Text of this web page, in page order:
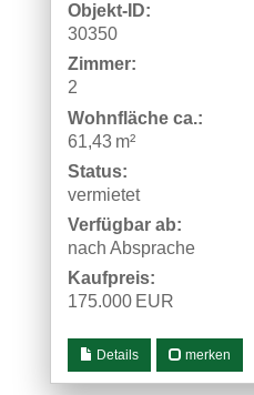
Objekt-ID:
30350
Zimmer:
2
Wohnfläche ca.:
61,43 m²
Status:
vermietet
Verfügbar ab:
nach Absprache
Kaufpreis:
175.000 EUR
Details merken